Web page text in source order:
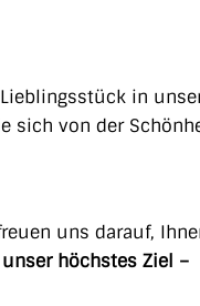
in
sich von der
uns darauf,
höchstes Ziel –